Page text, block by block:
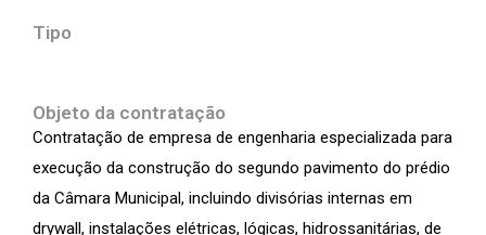
Tipo
Objeto da contratação
Contratação de empresa de engenharia especializada para
execução da construção do segundo pavimento do prédio
da Câmara Municipal, incluindo divisórias internas em
drywall, instalações elétricas, lógicas, hidrossanitárias, de